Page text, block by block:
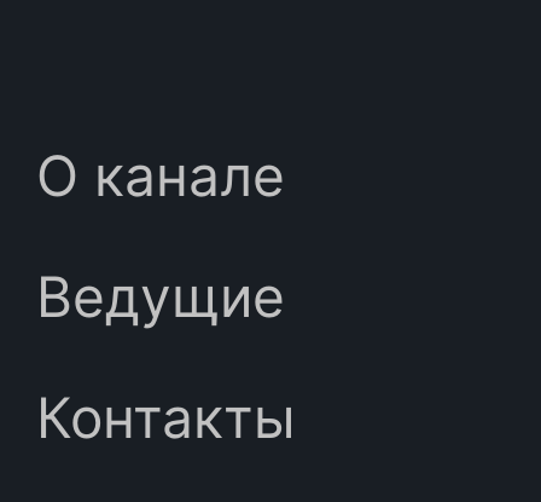
О канале
Ведущие
Контакты